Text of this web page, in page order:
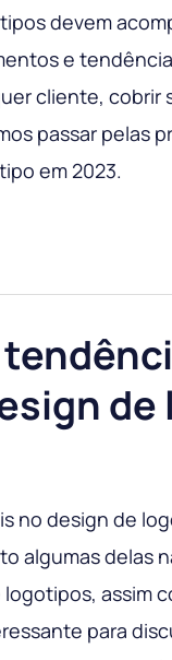
devem
e
cliente, cobrir
passar pelas
em 2023.
no design de
algumas delas
assim
para